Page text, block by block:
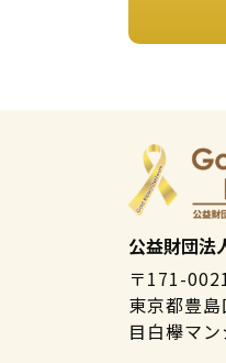
公益財団法
〒171-
東京都豊
目白欅マ